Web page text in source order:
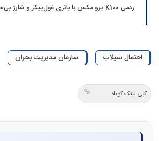
ردمی K100 پرو مکس با باتری غول‌پیکر و شارژ بی‌سیم روانه بازار می‌شود
احتمال سیلاب سازمان مدیریت بحران
کپی لینک کوتاه